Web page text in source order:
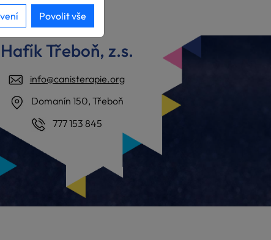
Hafík Třeboň, z.s.
info@canisterapie.org
Domanín 150, Třeboň
777 153 845
Povolit vše